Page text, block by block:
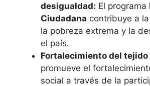
desigualdad: El programa
Ciudadana contribuye a
la pobreza extrema y la
el país.
Fortalecimiento del tejido
promueve el
social a través de la